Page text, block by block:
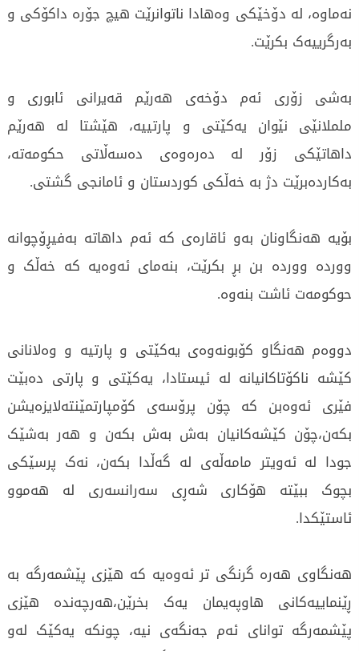
نەماوە، لە دۆخێکی وەهادا ناتوانرێت هیچ جۆرە داکۆکی و
بەرگرییەک بکرێت.
بەشی زۆری ئەم دۆخەی هەرێم قەیرانی ئابوری و
ململانێی نێوان یەکێتی و پارتییە، هێشتا لە هەرێم
داهاتێکی زۆر لە دەرەوەی دەسەڵاتی حکومەتە،
بەکاردەبرێت دژ بە خەڵکی کوردستان و ئامانجی گشتی.
بۆیە هەنگاونان بەو ئاقارەی کە ئەم داهاتە بەفیڕۆچوانە
ووردە ووردە بن بڕ بکرێت، بنەمای ئەوەیە کە خەڵک و
حوکومەت ئاشت بنەوە.
دووەم هەنگاو کۆبونەوەی یەکێتی و پارتیە و وەلانانی
کێشە ناکۆتاکانیانە لە ئیستادا، یەکێتی و پارتی دەبێت
فێری ئەوەبن کە چۆن پرۆسەی کۆمپارتمێنتەلایزەیشن
بکەن،چۆن کێشەکانیان بەش بەش بکەن و هەر بەشێک
جودا لە ئەویتر مامەڵەی لە گەڵدا بکەن، نەک پرسێکی
بچوک ببێتە هۆکاری شەڕی سەرانسەری لە هەموو
ئاستێکدا.
هەنگاوی هەرە گرنگی تر ئەوەیە کە هێزی پێشمەرگە بە
ڕێنماییەکانی هاوپەیمان یەک بخرێن،هەرچەندە هێزی
پێشمەرگە توانای ئەم جەنگەی نیە، چونکە یەکێک لەو